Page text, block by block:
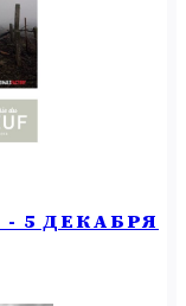
- 5 ДЕКАБРЯ